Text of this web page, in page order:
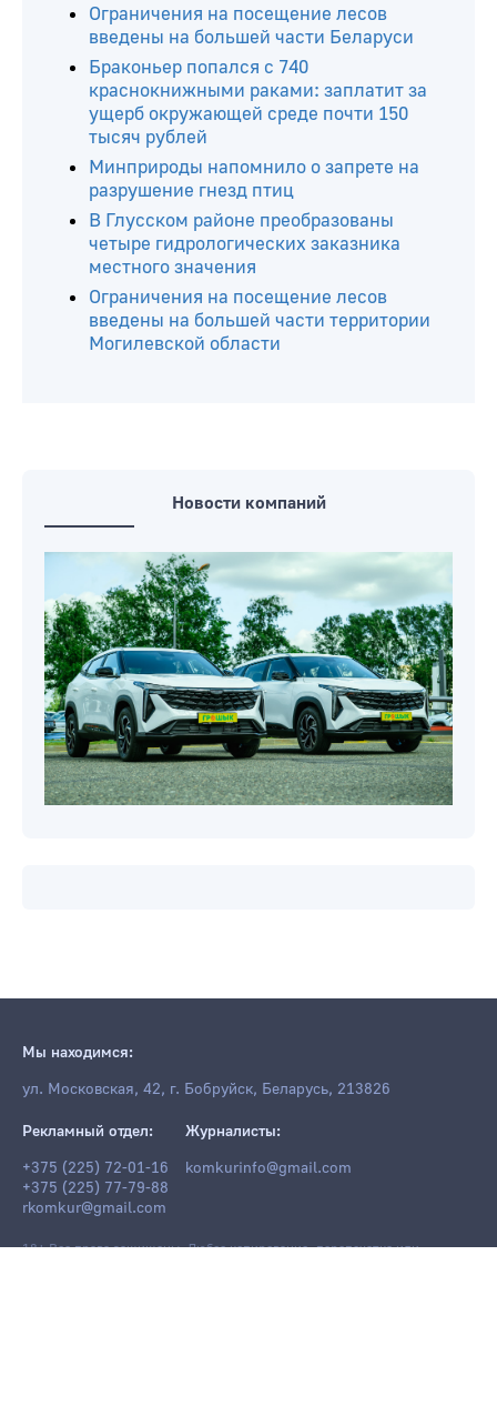
Ограничения на посещение лесов
введены на большей части Беларуси
Браконьер попался с 740
краснокнижными раками: заплатит за
ущерб окружающей среде почти 150
тысяч рублей
Минприроды напомнило о запрете на
разрушение гнезд птиц
В Глусском районе преобразованы
четыре гидрологических заказника
местного значения
Ограничения на посещение лесов
введены на большей части территории
Могилевской области
Новости компаний
Мы находимся:
ул. Московская, 42, г. Бобруйск, Беларусь, 213826
Рекламный отдел:
+375 (225) 72-01-16
+375 (225) 77-79-88
rkomkur@gmail.com
Журналисты:
komkurinfo@gmail.com
18+ Все права защищены. Любое копирование, перепечатка или